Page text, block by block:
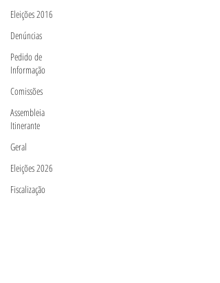
Eleições 2016
Denúncias
Pedido de
Informação
Comissões
Assembleia
Itinerante
Geral
Eleições 2026
Fiscalização